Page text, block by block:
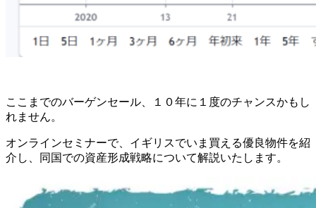
ここまでのバーゲンセール、１０年に１度のチャンスかもし
れません。
オンラインセミナーで、イギリスでいま買える優良物件を紹
介し、同国での資産形成戦略について解説いたします。